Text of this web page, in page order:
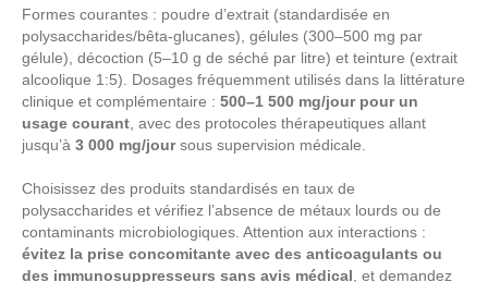
Formes courantes : poudre d’extrait (standardisée en
polysaccharides/bêta‑glucanes), gélules (300–500 mg par
gélule), décoction (5–10 g de séché par litre) et teinture (extrait
alcoolique 1:5). Dosages fréquemment utilisés dans la littérature
clinique et complémentaire : 500–1 500 mg/jour pour un
usage courant , avec des protocoles thérapeutiques allant
jusqu’à 3 000 mg/joursous supervision médicale.
Choisissez des produits standardisés en taux de
polysaccharides et vérifiez l’absence de métaux lourds ou de
contaminants microbiologiques. Attention aux interactions :
évitez la prise concomitante avec des anticoagulants ou
des immunosuppresseurs sans avis médical , et demandez